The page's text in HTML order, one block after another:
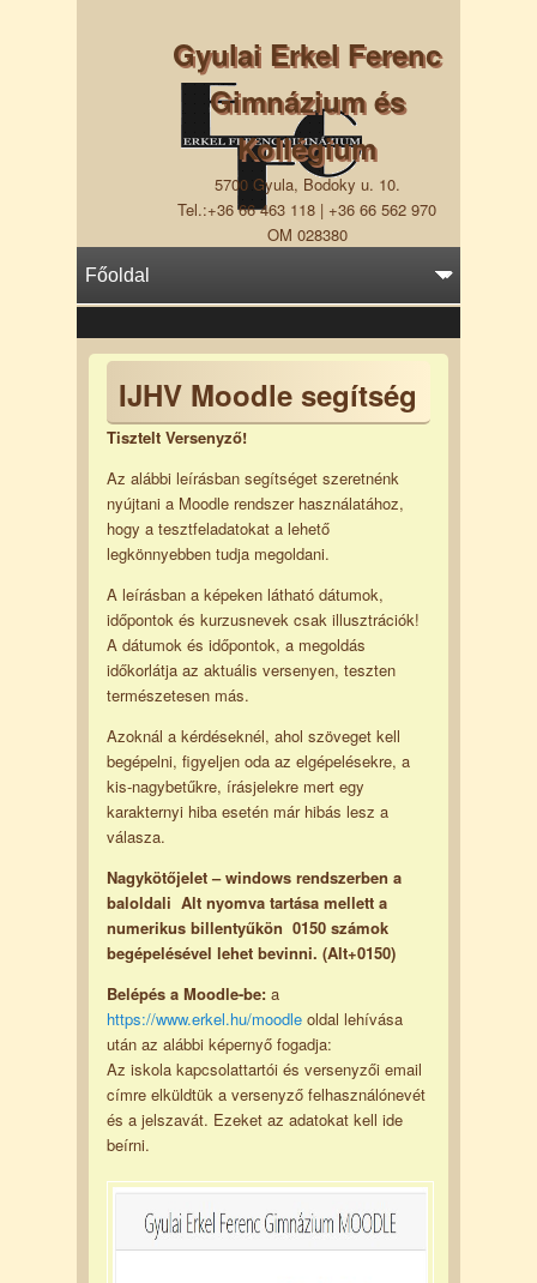
Gyulai Erkel Ferenc
Gimnázium és
Kollégium
5700 Gyula, Bodoky u. 10.
Tel.:+36 66 463 118 | +36 66 562 970
OM 028380
IJHV Moodle segítség
Tisztelt Versenyző!
Az alábbi leírásban segítséget szeretnénk
nyújtani a Moodle rendszer használatához,
hogy a tesztfeladatokat a lehető
legkönnyebben tudja megoldani.
A leírásban a képeken látható dátumok,
időpontok és kurzusnevek csak illusztrációk!
A dátumok és időpontok, a megoldás
időkorlátja az aktuális versenyen, teszten
természetesen más.
Azoknál a kérdéseknél, ahol szöveget kell
begépelni, figyeljen oda az elgépelésekre, a
kis-nagybetűkre, írásjelekre mert egy
karakternyi hiba esetén már hibás lesz a
válasza.
Nagykötőjelet – windows rendszerben a
baloldali Alt nyomva tartása mellett a
numerikus billentyűkön 0150 számok
begépelésével lehet bevinni. (Alt+0150)
Belépés a Moodle-be:a
https://www.erkel.hu/moodleoldal lehívása
után az alábbi képernyő fogadja:
Az iskola kapcsolattartói és versenyzői email
címre elküldtük a versenyző felhasználónevét
és a jelszavát. Ezeket az adatokat kell ide
beírni.